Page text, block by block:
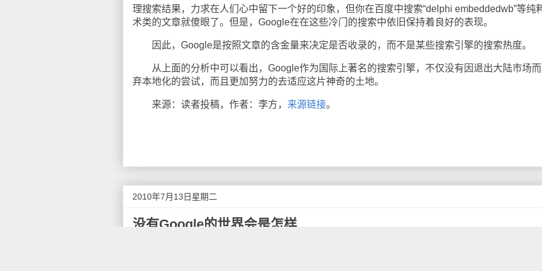
理搜索结果，力求在人们心中留下一个好的印象，但你在百度中搜索“delphi embeddedwb”等纯
术类的文章就傻眼了。但是，Google在在这些冷门的搜索中依旧保持着良好的表现。
因此，Google是按照文章的含金量来决定是否收录的，而不是某些搜索引擎的搜索热度。
从上面的分析中可以看出，Google作为国际上著名的搜索引擎，不仅没有因退出大陆市场
弃本地化的尝试，而且更加努力的去适应这片神奇的土地。
来源：读者投稿，作者：李方， 来源链接。
2010年7月13日星期二
没有Google的世界会是怎样